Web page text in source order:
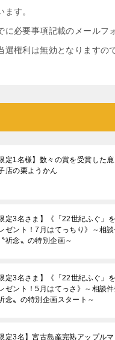
す。
に必要事項記載のメールフ
選権利は無効となりますの
限定1名様】数々の賞を受賞した
店の栗ようかん
限定3名さま】《「22世紀ふぐ」
ゼント！7⽉はてっちり》～相
祈念〟の特別企画～
限定3名さま】《「22世紀ふぐ」
ゼント！5月はてっさ》～相談
祈念〟の特別企画スタート～
限定3名】宮古島産完熟アップル